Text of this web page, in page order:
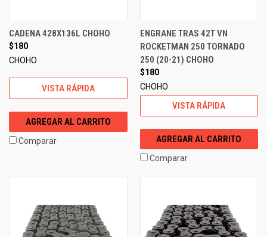
CADENA 428X136L CHOHO
$180
CHOHO
VISTA RÁPIDA
AGREGAR AL CARRITO
Comparar
ENGRANE TRAS 42T VN
ROCKETMAN 250 TORNADO
250 (20-21) CHOHO
$180
CHOHO
VISTA RÁPIDA
AGREGAR AL CARRITO
Comparar